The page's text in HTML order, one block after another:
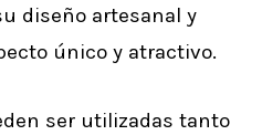
diseño artesanal y
único y atractivo.
ser utilizadas tanto